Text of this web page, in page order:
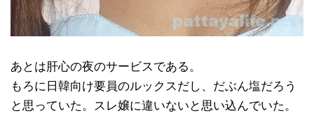
あとは肝心の夜のサービスである。
もろに日韓向け要員のルックスだし、だぶん塩だろう
と思っていた。スレ嬢に違いないと思い込んでいた。